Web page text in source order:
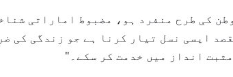
کی طرح منفرد ہو، مضبوط اماراتی
ایسی نسل تیار کرنا ہے جو زندگی کی
انداز میں خدمت کر سکے۔"